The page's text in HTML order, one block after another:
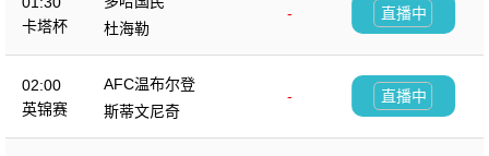
卡塔杯
-
杜海勒
直播中
02:00
英锦赛
AFC温布尔登
-
斯蒂文尼奇
直播中